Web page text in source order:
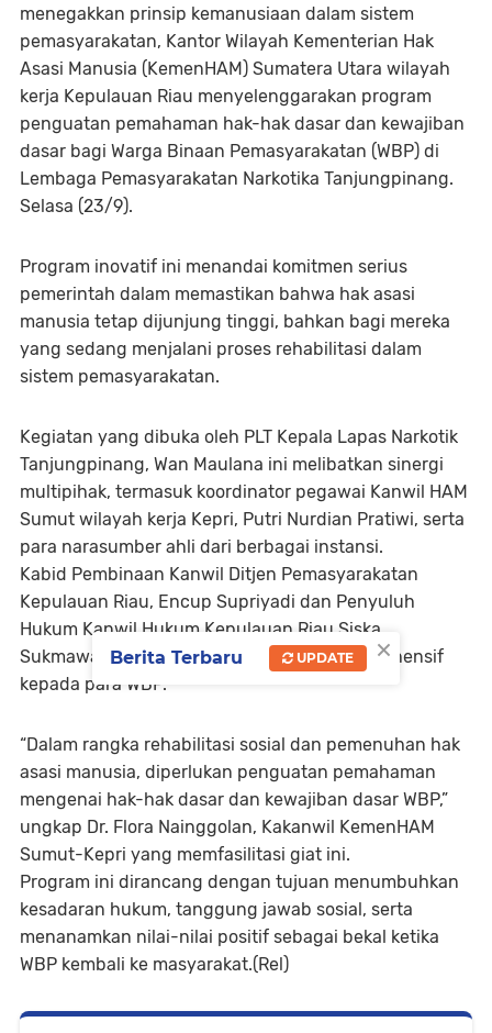
menegakkan prinsip kemanusiaan dalam sistem
pemasyarakatan, Kantor Wilayah Kementerian Hak
Asasi Manusia (KemenHAM) Sumatera Utara wilayah
kerja Kepulauan Riau menyelenggarakan program
penguatan pemahaman hak-hak dasar dan kewajiban
dasar bagi Warga Binaan Pemasyarakatan (WBP) di
Lembaga Pemasyarakatan Narkotika Tanjungpinang.
Selasa (23/9).
Program inovatif ini menandai komitmen serius
pemerintah dalam memastikan bahwa hak asasi
manusia tetap dijunjung tinggi, bahkan bagi mereka
yang sedang menjalani proses rehabilitasi dalam
sistem pemasyarakatan.
Kegiatan yang dibuka oleh PLT Kepala Lapas Narkotik
Tanjungpinang, Wan Maulana ini melibatkan sinergi
multipihak, termasuk koordinator pegawai Kanwil HAM
Sumut wilayah kerja Kepri, Putri Nurdian Pratiwi, serta
para narasumber ahli dari berbagai instansi.
Kabid Pembinaan Kanwil Ditjen Pemasyarakatan
Kepulauan Riau, Encup Supriyadi dan Penyuluh
Hukum Kanwil Hukum Kepulauan Riau Siska
Sukmawaty turut memberikan materi komprehensif
kepada para WBP.
“Dalam rangka rehabilitasi sosial dan pemenuhan hak
asasi manusia, diperlukan penguatan pemahaman
mengenai hak-hak dasar dan kewajiban dasar WBP,”
ungkap Dr. Flora Nainggolan, Kakanwil KemenHAM
Sumut-Kepri yang memfasilitasi giat ini.
Program ini dirancang dengan tujuan menumbuhkan
kesadaran hukum, tanggung jawab sosial, serta
menanamkan nilai-nilai positif sebagai bekal ketika
WBP kembali ke masyarakat.(Rel)
×
Berita Terbaru UPDATE